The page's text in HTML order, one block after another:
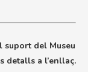
suport del Museu
detalls a l’enllaç.